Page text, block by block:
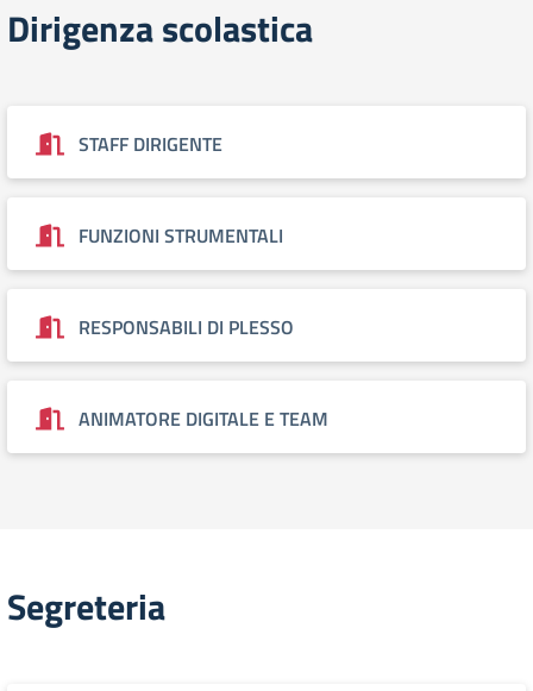
Dirigenza scolastica
STAFF DIRIGENTE
FUNZIONI STRUMENTALI
RESPONSABILI DI PLESSO
ANIMATORE DIGITALE E TEAM
Segreteria